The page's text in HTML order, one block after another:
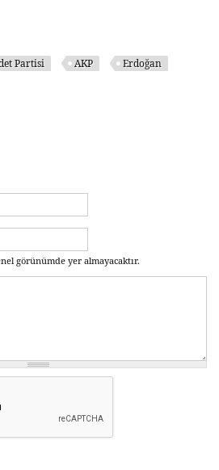
Partisi AKP
Erdoğan
görünümde yer almayacaktır.